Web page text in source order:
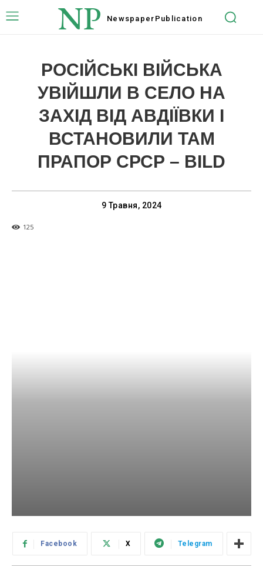
NP Newspaper Publication
РОСІЙСЬКІ ВІЙСЬКА
УВІЙШЛИ В СЕЛО НА
ЗАХІД ВІД АВДІЇВКИ І
ВСТАНОВИЛИ ТАМ
ПРАПОР СРСР – BILD
9 Травня, 2024
125
Facebook X Telegram